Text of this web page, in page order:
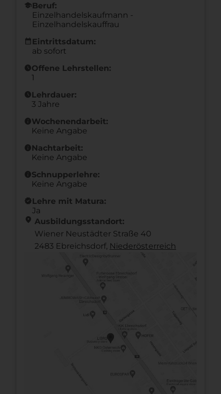
schoolBeruf:
Einzelhandelskaufmann -
Einzelhandelskauffrau
calendar_month Eintrittsdatum:
ab sofort
scheduleOffene Lehrstellen:
1
scheduleLehrdauer:
3 Jahre
infoWochenendarbeit:
Keine Angabe
infoNachtarbeit:
Keine Angabe
infoSchnupperlehre:
Keine Angabe
new_releasesLehre mit Matura:
Ja
location_on Ausbildungsstandort:
Wiener Neustädter Straße 40
2483 Ebreichsdorf, Nieder­österreich